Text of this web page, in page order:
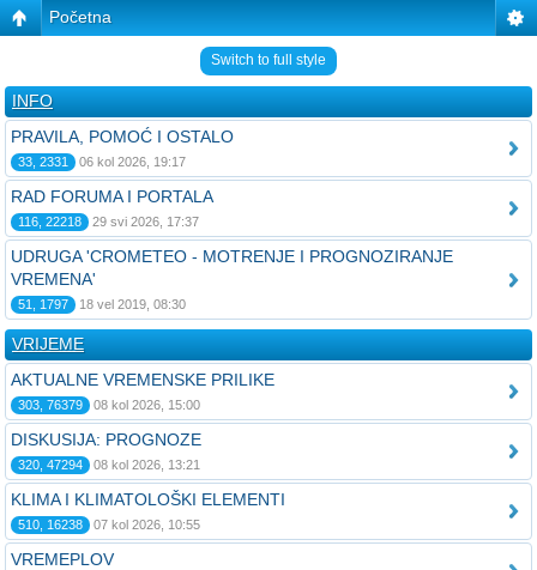
Početna
Switch to full style
INFO
PRAVILA, POMOĆ I OSTALO
33, 2331 06 kol 2026, 19:17
RAD FORUMA I PORTALA
116, 22218 29 svi 2026, 17:37
UDRUGA 'CROMETEO - MOTRENJE I PROGNOZIRANJE
VREMENA'
51, 1797 18 vel 2019, 08:30
VRIJEME
AKTUALNE VREMENSKE PRILIKE
303, 76379 08 kol 2026, 15:00
DISKUSIJA: PROGNOZE
320, 47294 08 kol 2026, 13:21
KLIMA I KLIMATOLOŠKI ELEMENTI
510, 16238 07 kol 2026, 10:55
VREMEPLOV